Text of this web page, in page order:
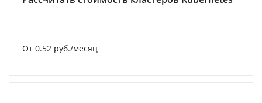
От 0.52 руб./месяц